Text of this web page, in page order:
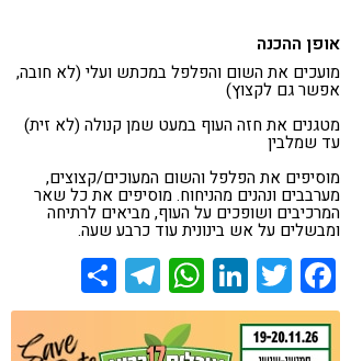
אופן ההכנה
מועכים את השום והפלפל במכתש ועלי (לא חובה,
אפשר גם לקצוץ)
מטגנים את חזה העוף במעט שמן קנולה (לא זית)
עד שמלבין
מוסיפים את הפלפל והשום המעוכים/קצוצים,
מערבבים ונהנים מהניחוח. מוסיפים את כל שאר
המרכיבים ושופכים על העוף, מביאים לרתיחה
ומבשלים על אש בינונית עוד כרבע שעה.
Facebook
Twitter
LinkedIn
WhatsApp
Telegram